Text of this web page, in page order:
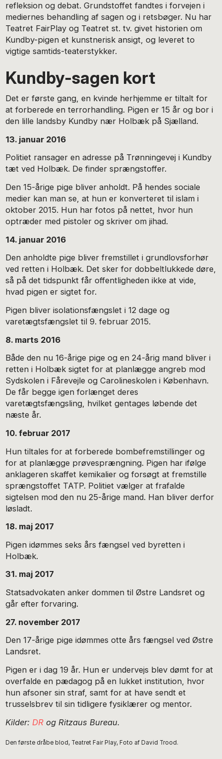
refleksion og debat. Grundstoffet fandtes i forvejen i
mediernes behandling af sagen og i retsbøger. Nu har
Teatret FairPlay og Teatret st. tv. givet historien om
Kundby-pigen et kunstnerisk ansigt, og leveret to
vigtige samtids-teaterstykker.
Kundby-sagen kort
Det er første gang, en kvinde herhjemme er tiltalt for
at forberede en terrorhandling. Pigen er 15 år og bor i
den lille landsby Kundby nær Holbæk på Sjælland.
13. januar 2016
Politiet ransager en adresse på Trønningevej i Kundby
tæt ved Holbæk. De finder sprængstoffer.
Den 15-årige pige bliver anholdt. På hendes sociale
medier kan man se, at hun er konverteret til islam i
oktober 2015. Hun har fotos på nettet, hvor hun
optræder med pistoler og skriver om jihad.
14. januar 2016
Den anholdte pige bliver fremstillet i grundlovsforhør
ved retten i Holbæk. Det sker for dobbeltlukkede døre,
så på det tidspunkt får offentligheden ikke at vide,
hvad pigen er sigtet for.
Pigen bliver isolationsfængslet i 12 dage og
varetægtsfængslet til 9. februar 2015.
8. marts 2016
Både den nu 16-årige pige og en 24-årig mand bliver i
retten i Holbæk sigtet for at planlægge angreb mod
Sydskolen i Fårevejle og Carolineskolen i København.
De får begge igen forlænget deres
varetægtsfængsling, hvilket gentages løbende det
næste år.
10. februar 2017
Hun tiltales for at forberede bombefremstillinger og
for at planlægge prøvesprængning. Pigen har ifølge
anklageren skaffet kemikalier og forsøgt at fremstille
sprængstoffet TATP. Politiet vælger at frafalde
sigtelsen mod den nu 25-årige mand. Han bliver derfor
løsladt.
18. maj 2017
Pigen idømmes seks års fængsel ved byretten i
Holbæk.
31. maj 2017
Statsadvokaten anker dommen til Østre Landsret og
går efter forvaring.
27. november 2017
Den 17-årige pige idømmes otte års fængsel ved Østre
Landsret.
Pigen er i dag 19 år. Hun er undervejs blev dømt for at
overfalde en pædagog på en lukket institution, hvor
hun afsoner sin straf, samt for at have sendt et
trusselsbrev til sin tidligere fysiklærer og mentor.
Kilder: DR og Ritzaus Bureau.
Den første dråbe blod, Teatret Fair Play, Foto af David Trood.